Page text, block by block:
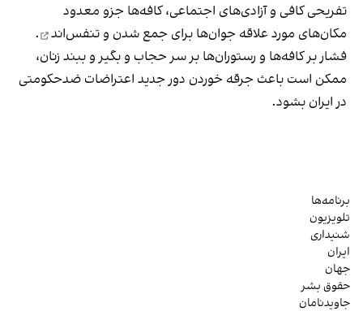
تفریحی کافی و آزادی‌های اجتماعی، کافه‌ها جزو معدود
مکان‌های مورد علاقه جوان‌ها برای جمع شدن و تنفس‌اند
.
فشار بر کافه‌ها و رستوران‌ها بر سر حجاب و بگیر و ببند زنان،
ممکن است باعث جرقه خوردن دور جدید اعتراضات ضدحکومتی
در ایران بشود.
برنامه‌ها
تلویزیون
شنیداری
ایران
جهان
حقوق بشر
جاویدنامان